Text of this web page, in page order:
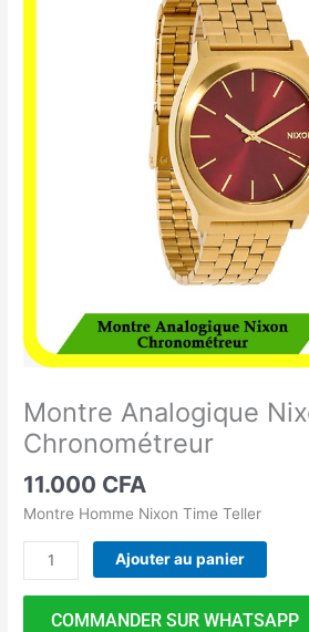
Montre Analogique
Chronométreur
11.000 CFA
Montre Homme Nixon Time Teller
Ajouter au panier
COMMANDER SUR WHATSAPP